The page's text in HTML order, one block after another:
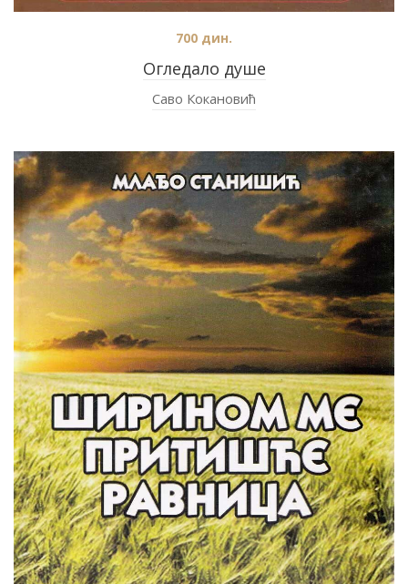
Огледало душе
700 дин.
Саво Кокановић